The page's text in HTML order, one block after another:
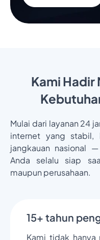
Kami Hadir
Mulai dari layanan 24
internet yang stabil,
jangkauan nasional
Anda selalu siap
maupun perusahaan.
15+ tahun
Kami tidak